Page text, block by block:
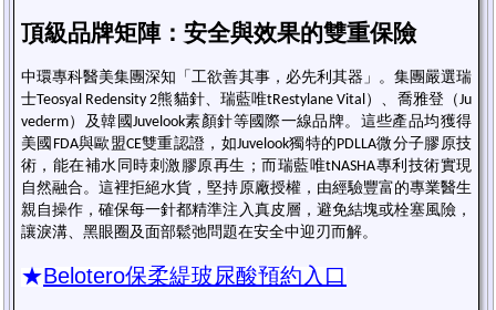
頂級品牌矩陣：安全與效果的雙重保險
中環專科醫美集團深知「工欲善其事，必先利其器」。集團嚴選瑞
士Teosyal Redensity 2熊貓針、瑞藍唯tRestylane Vital）、喬雅登（Ju
vederm）及韓國Juvelook素顏針等國際一線品牌。這些產品均獲得
美國 FDA與歐盟CE雙重認證，如Juvelook獨特的PDLLA微分子膠原技
術，能在補水同時刺激膠原再生；而瑞藍唯tNASHA專利技術實現
自然融合。這裡拒絕水貨，堅持原廠授權，由經驗豐富的專業醫生
親自操作，確保每一針都精準注入真皮層，避免結塊或栓塞風險，
讓淚溝、黑眼圈及面部鬆弛問題在安全中迎刃而解。
★Belotero保柔緹玻尿酸預約入口